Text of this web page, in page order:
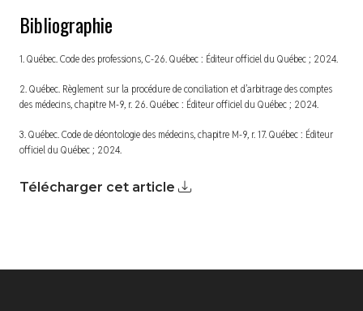
Bibliographie
1. Québec.Code des professions, C-26. Québec : Éditeur officiel du Québec ; 2024.
2. Québec. Règlement sur la procédure de conciliation et d’arbitrage des comptes
des médecins, chapitre M-9, r. 26. Québec : Éditeur officiel du Québec ; 2024.
3. Québec.Code de déontologie des médecins, chapitre M-9, r. 17. Québec : Éditeur
officiel du Québec ; 2024.
Télécharger cet article